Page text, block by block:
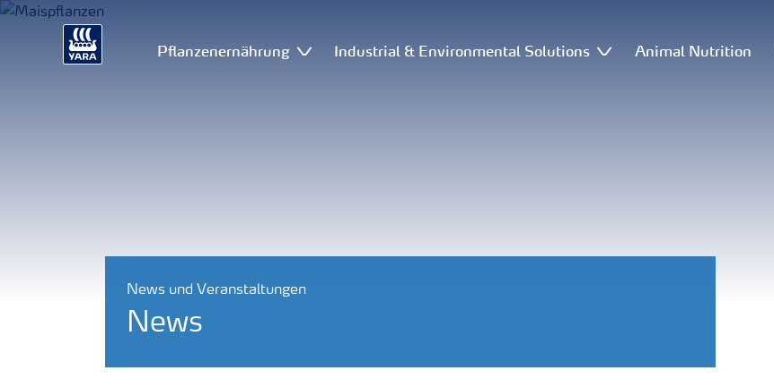
Pflanzenernährung Industrial & Environmental Solutions Animal Nutrition
News und Veranstaltungen
News